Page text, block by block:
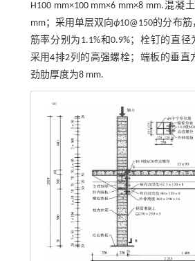
H100 mm×100 mm×6 mm×8 mm.混凝
mm；采用单层双向ϕ10@150的分布
筋率分别为1.1%和0.9%；栓钉的直径
采用4排2列的高强螺栓；端板的垂直
劲肋厚度为8 mm.